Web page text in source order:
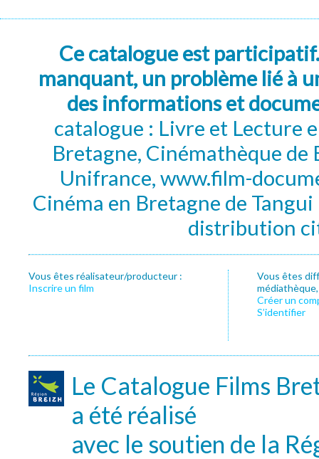
Ce catalogue est
manquant, un problème lié à
des informations et
catalogue : Livre et Lecture
Bretagne, Cinémathèque de
Unifrance, www.film-
Cinéma en Bretagne de
distribution
Vous êtes réalisateur/producteur :
Inscrire un film
Vous êtes
Créer un
S’identifier
Le Catalogue Films
a été réalisé
avec le soutien de la